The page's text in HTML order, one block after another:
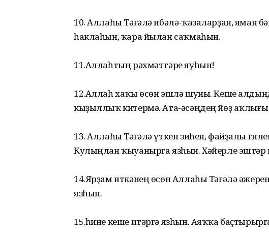
10. Аллаһы Тәғәлә ибәлә-ҡазаларҙан, яман
һаклаһын, ҡара йылан саҡмаһын.
11.Аллаһтың рәхмәттәре яуһын!
12.Аллаһ хаҡы өсөн эшлә шуны. Кеше
кыҙыллыҡ китермә. Ата-әсәңдең йөҙ
13. Аллаһы Тәғәлә үткен зиһен, файҙалы
Кулыңлан ҡыуанырга язһын. Хәйерле эштәр
14.Ярҙам иткәнең өсөн Аллаһы Тәғәлә
язһын.
15.һине кеше итәргә язһын. Аяҡҡа